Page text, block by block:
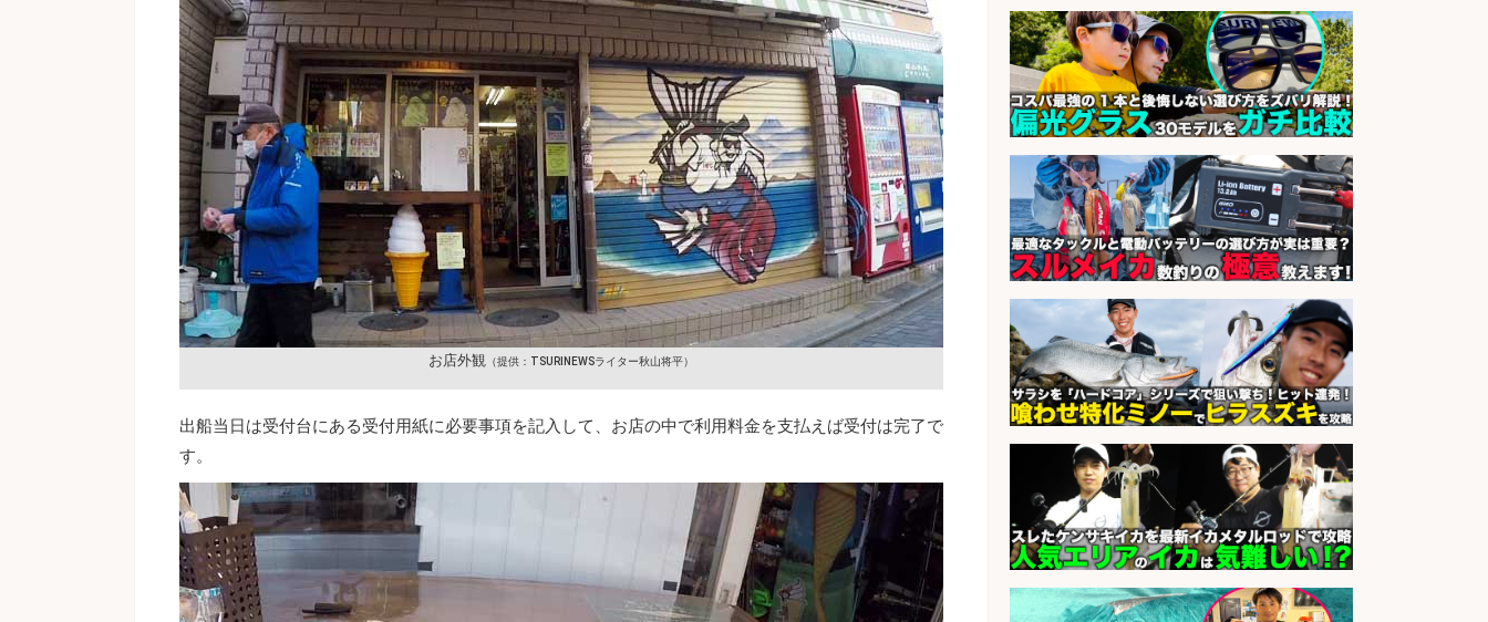
お店外観 （提供：TSURINEWSライター秋山将平）
出船当日は受付台にある受付用紙に必要事項を記入して、お店の中で利用料金を支払えば受付は完了で
す。
方/横浜市 神奈川区
会社名
株式会社テクノ・サービス 働く
ナビ
sponsored by 求人ボックス
鮮魚の捌き業務/車通勤OK/魚を捌い
た実務経験をお持ちの方/呉市
会社名
株式会社テクノ・サービス 働く
ナビ
sponsored by 求人ボックス
さらに求人情報を見る